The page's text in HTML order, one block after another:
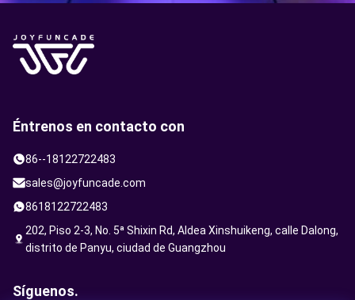
Éntrenos en contacto con
86--18122722483
sales@joyfuncade.com
8618122722483
202, Piso 2-3, No. 5ª Shixin Rd, Aldea Xinshuikeng, calle Dalong,
distrito de Panyu, ciudad de Guangzhou
Síguenos.